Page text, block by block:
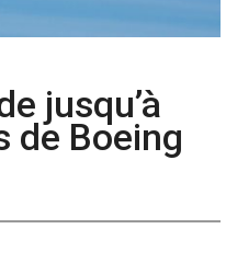
jusqu’à
de Boeing